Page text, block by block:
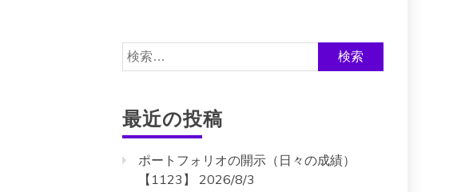
検
索:
最近の投稿
ポートフォリオの開示（日々の成績）
【1123】 2026/8/3